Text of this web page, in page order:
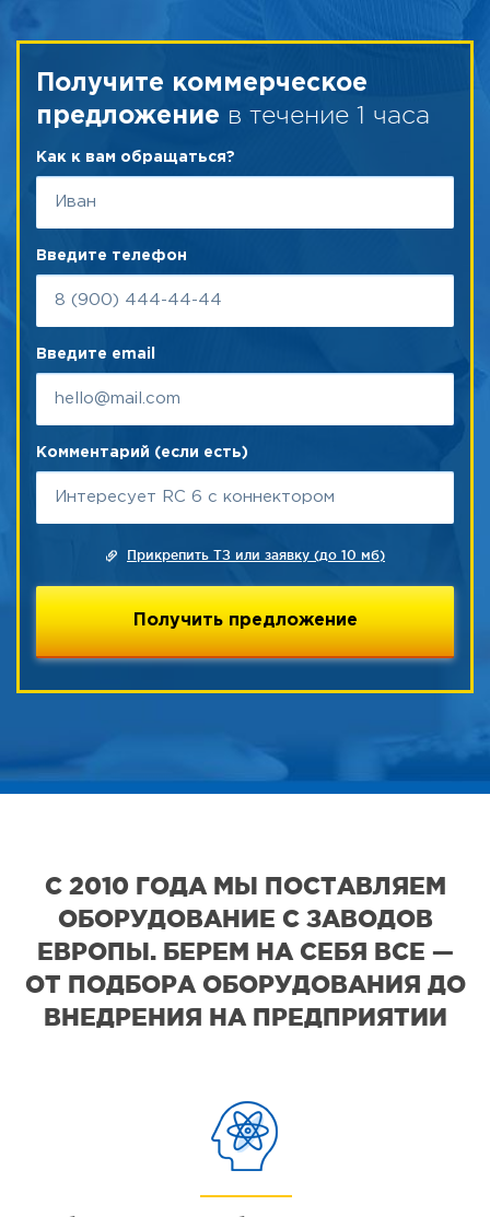
Получите коммерческое
предложение в течение 1 часа
Как к вам обращаться?
Введите телефон
Введите email
Комментарий (если есть)
Прикрепить ТЗ или заявку (до 10 мб)
С 2010 ГОДА МЫ ПОСТАВЛЯЕМ
ОБОРУДОВАНИЕ С ЗАВОДОВ
ЕВРОПЫ. БЕРЕМ НА СЕБЯ ВСЕ —
ОТ ПОДБОРА ОБОРУДОВАНИЯ ДО
ВНЕДРЕНИЯ НА ПРЕДПРИЯТИИ